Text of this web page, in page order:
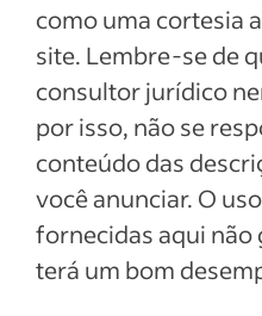
como uma cortesia
site. Lembre-se de
consultor jurídico
por isso, não se
conteúdo das
você anunciar. O
fornecidas aqui não
terá um bom